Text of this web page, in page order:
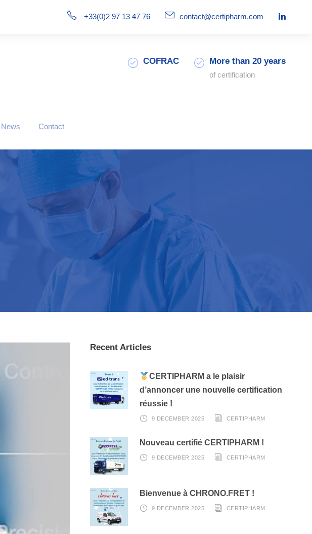
+33(0)2 97 13 47 76 contact@certipharm.com
COFRAC More than 20 years
of certification
News Contact
Recent Articles
CERTIPHARM a le plaisir
d’annoncer une nouvelle certification
réussie !
9 DECEMBER 2025 CERTIPHARM
Nouveau certifié CERTIPHARM !
9 DECEMBER 2025 CERTIPHARM
Bienvenue à CHRONO.FRET !
9 DECEMBER 2025 CERTIPHARM